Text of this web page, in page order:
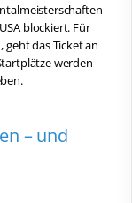
blockiert. Für
geht das Ticket an
werden
– und